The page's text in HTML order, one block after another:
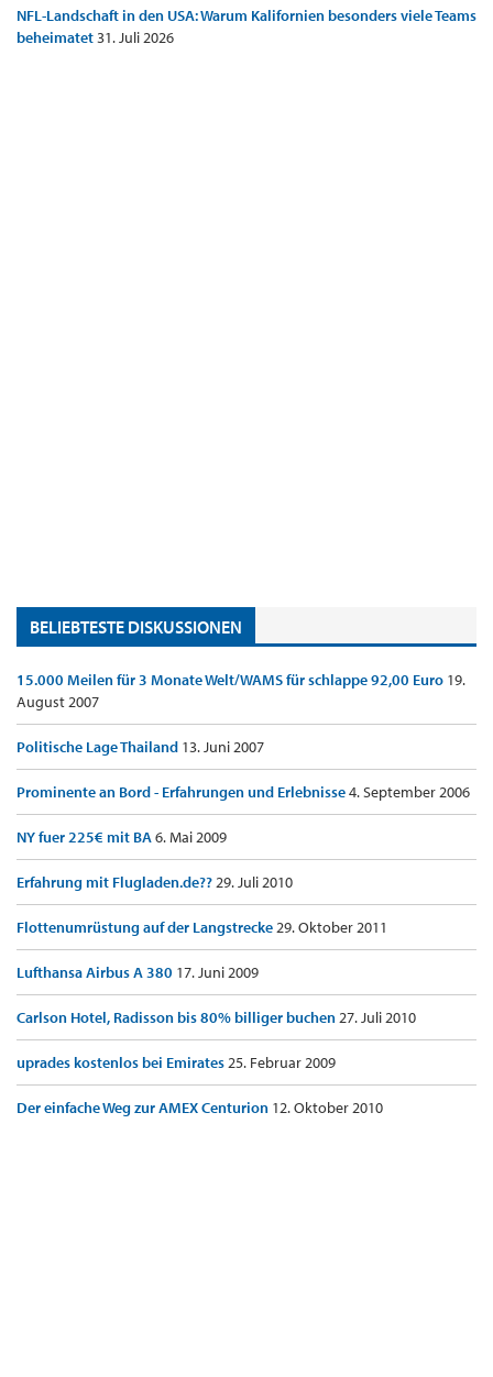
NFL-Landschaft in den USA: Warum Kalifornien besonders viele Teams
beheimatet31. Juli 2026
BELIEBTESTE DISKUSSIONEN
15.000 Meilen für 3 Monate Welt/WAMS für schlappe 92,00 Euro 19.
August 2007
Politische Lage Thailand 13. Juni 2007
Prominente an Bord - Erfahrungen und Erlebnisse4. September 2006
NY fuer 225€ mit BA6. Mai 2009
Erfahrung mit Flugladen.de??29. Juli 2010
Flottenumrüstung auf der Langstrecke29. Oktober 2011
Lufthansa Airbus A 380 17. Juni 2009
Carlson Hotel, Radisson bis 80% billiger buchen27. Juli 2010
uprades kostenlos bei Emirates25. Februar 2009
Der einfache Weg zur AMEX Centurion 12. Oktober 2010